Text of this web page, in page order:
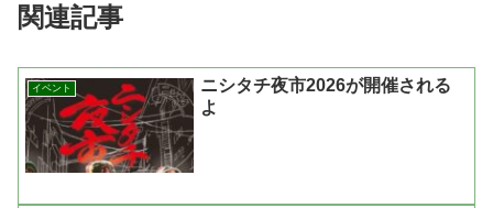
関連記事
イベント
ニシタチ夜市2026が開催される
よ